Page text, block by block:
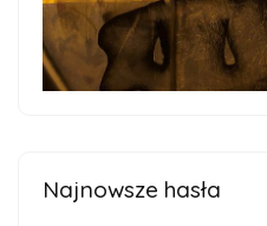
Najnowsze hasła